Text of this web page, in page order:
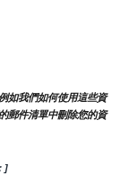
如我們如何使用這些資
郵件清單中刪除您的資
]